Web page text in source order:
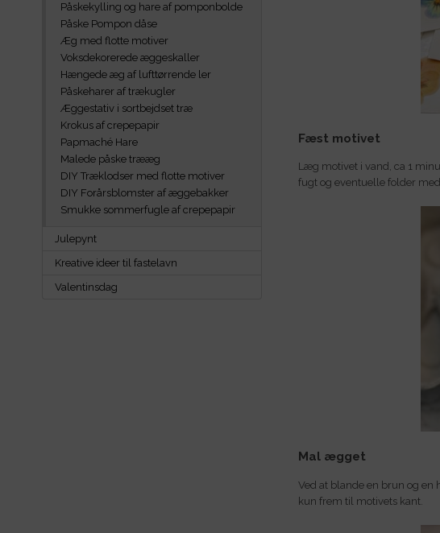
Påskekylling og hare af pomponbolde
Påske Pompon dåse
Æg med flotte motiver
Voksdekorerede æggeskaller
Hængede æg af lufttørrende ler
Påskeharer af trækugler
Æggestativ i sortbejdset træ
Krokus af crepepapir
Papmaché Hare
Malede påske trææg
DIY Træklodser med flotte motiver
DIY Forårsblomster af æggebakker
Smukke sommerfugle af crepepapir
Julepynt
Kreative ideer til fastelavn
Valentinsdag
Fæst motivet
Læg motivet i vand, ca 1
fugt og eventuelle folder
Mal ægget
Ved at blande en brun og en
kun frem til motivets kant.